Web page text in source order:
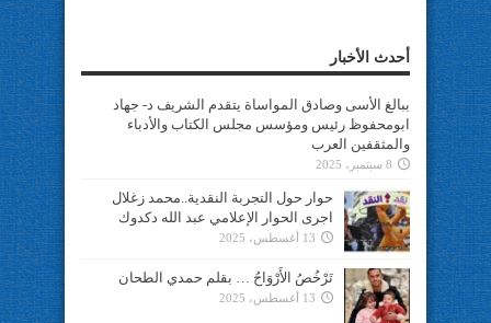
أحدث الأخبار
ببالغ الأسى وصادق المواساة يتقدم الشريف د- جهاد
ابومحفوظ رئيس ومؤسس مجلس الكتاب والأدباء
والمثقفين العرب
8 سبتمبر، 2025
حوار حول التجربة النقدية..محمد زغلال
اجرى الحوار الإعلامي عبد الله دكدوك
13 أغسطس، 2025
تَرْخُصُ الأَرْوَاحُ … بقلم حمدي الطحان
13 أغسطس، 2025